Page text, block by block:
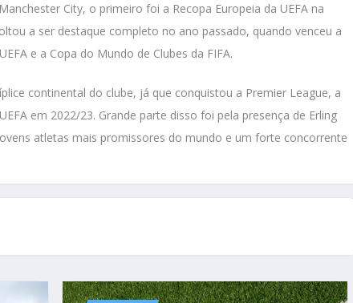
City, o primeiro foi a Recopa Europeia da UEFA na
a ser destaque completo no ano passado, quando venceu a
e a Copa do Mundo de Clubes da FIFA.
continental do clube, já que conquistou a Premier League, a
em 2022/23. Grande parte disso foi pela presença de Erling
atletas mais promissores do mundo e um forte concorrente